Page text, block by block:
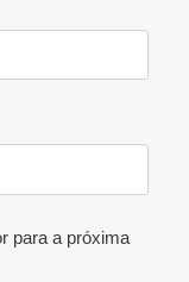
para a próxima